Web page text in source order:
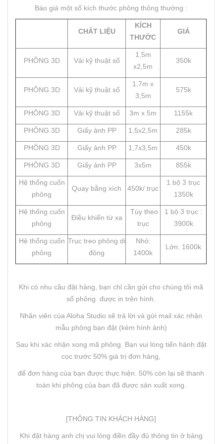
Báo giá một số kích thước phông thông thường :
CHẤT LIỆU
KÍCH
THƯỚC
GIÁ
PHÔNG 3D Vải kỹ thuật số
1,5m
x2,5m
350k
PHÔNG 3D Vải kỹ thuật số
1,7m x
3,5m
575k
PHÔNG 3D Vải kỹ thuật số 3m x 5m 1155k
PHÔNG 3D Giấy ảnh PP 1,5x2,5m 285k
PHÔNG 3D Giấy ảnh PP 1,7x3,5m 450k
PHÔNG 3D Giấy ảnh PP 3x5m 855k
Hệ thống cuốn
phông
Quay bằng xích 450k/ trục
1 bộ 3 trục
1350k
Hệ thống cuốn
phông
Điều khiển từ xa
Tùy theo
trục
1 bộ 3 trục :
3900k
Hệ thống cuốn
phông
Trục treo phông di
động
Nhỏ:
1400k
Lớn: 1600k
Khi có nhu cầu đặt hàng, bạn chỉ cần gửi cho chúng tôi mã
số phông được in trên hình.
Nhân viên của Aloha Studio sẽ trả lời và gửi mail xác nhận
mẫu phông bạn đặt (kèm hình ảnh)
Sau khi xác nhận xong mã phông. Bạn vui lòng tiến hành đặt
cọc trước 50% giá trị đơn hàng,
để đơn hàng của bạn được thực hiện. 50% còn lại sẽ thanh
toán khi phông của bạn đã được sản xuất xong.
[THÔNG TIN KHÁCH HÀNG]
Khi đặt hàng anh chị vui lòng điền đầy đủ thông tin ở bảng